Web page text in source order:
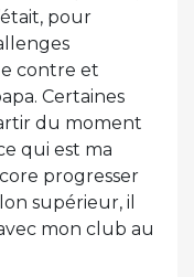
pour
contre et
Certaines
du moment
qui est ma
progresser
supérieur, il
mon club au